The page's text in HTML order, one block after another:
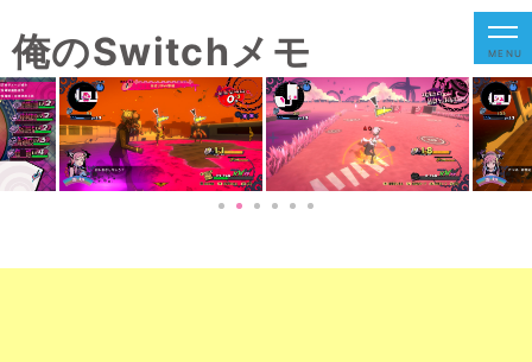
俺のSwitchメモ MENU